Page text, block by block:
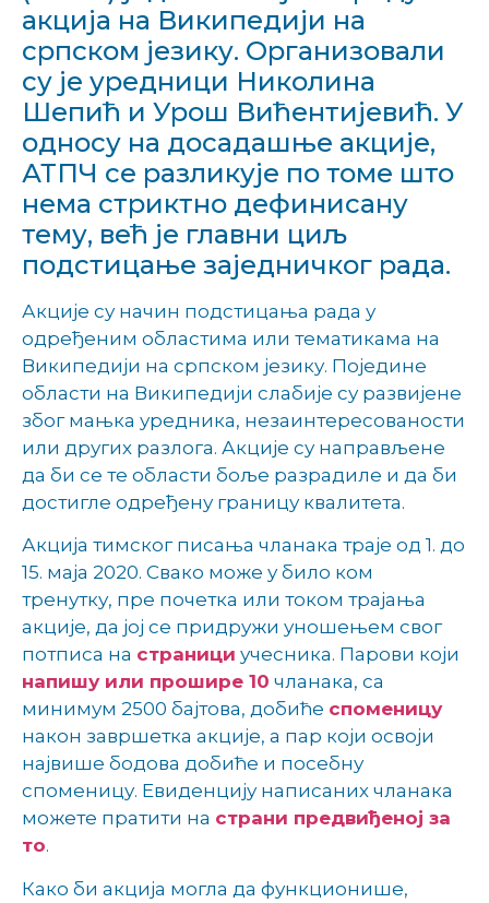
акција на Википедији на
српском језику. Организовали
су је уредници Николина
Шепић и Урош Вићентијевић. У
односу на досадашње акције,
АТПЧ се разликује по томе што
нема стриктно дефинисану
тему, већ је главни циљ
подстицање заједничког рада.
Акције су начин подстицања рада у
одређеним областима или тематикама на
Википедији на српском језику. Поједине
области на Википедији слабије су развијене
због мањка уредника, незаинтересованости
или других разлога. Акције су направљене
да би се те области боље разрадиле и да би
достигле одређену границу квалитета.
Акција тимског писања чланака траје од 1. до
15. маја 2020. Свако може у било ком
тренутку, пре почетка или током трајања
акције, да јој се придружи уношењем свог
потписа на страници учесника. Парови који
напишу или прошире 10 чланака, са
минимум 2500 бајтова, добиће споменицу
након завршетка акције, а пар који освоји
највише бодова добиће и посебну
споменицу. Евиденцију написаних чланака
можете пратити на страни предвиђеној за
то.
Како би акција могла да функционише,